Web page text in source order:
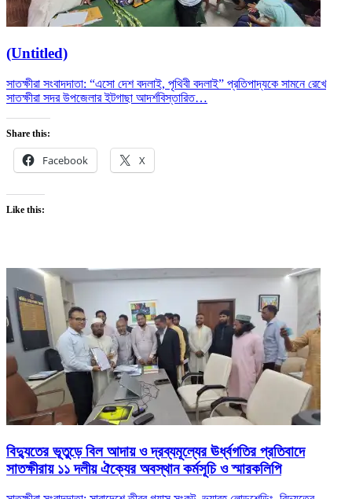
(Untitled)
সাতক্ষীরা সংবাদদাতা: “এসো দেশ বদলাই, পৃথিবী বদলাই” প্রতিপাদ্যকে সামনে রেখে
সাতক্ষীরা সদর উপজেলার ইটগাছা আদর্শবিস্তারিত…
Share this:
Facebook X
Like this:
বিদ্যুতের ভূতুড়ে বিল আদায় ও দ্রব্যমূল্যের ঊর্ধ্বগতির প্রতিবাদে
সাতক্ষীরায় ১১ দলীয় ঐক্যের অবস্থান কর্মসূচি ও স্মারকলিপি